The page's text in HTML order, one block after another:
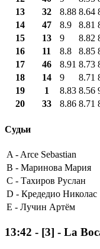
13
32 8.88 8.64
14
47 8.9 8.81
15
13 9 8.82
16
11 8.8 8.85
17
46 8.91 8.73
18
14 9 8.71
19
1 8.83 8.56
20
33 8.86 8.71
Судьи
A - Arce Sebastian
B - Маринова Мария
C - Тахиров Руслан
D - Кредедио Николас
E - Лучин Артём
13:42 - [3] - La